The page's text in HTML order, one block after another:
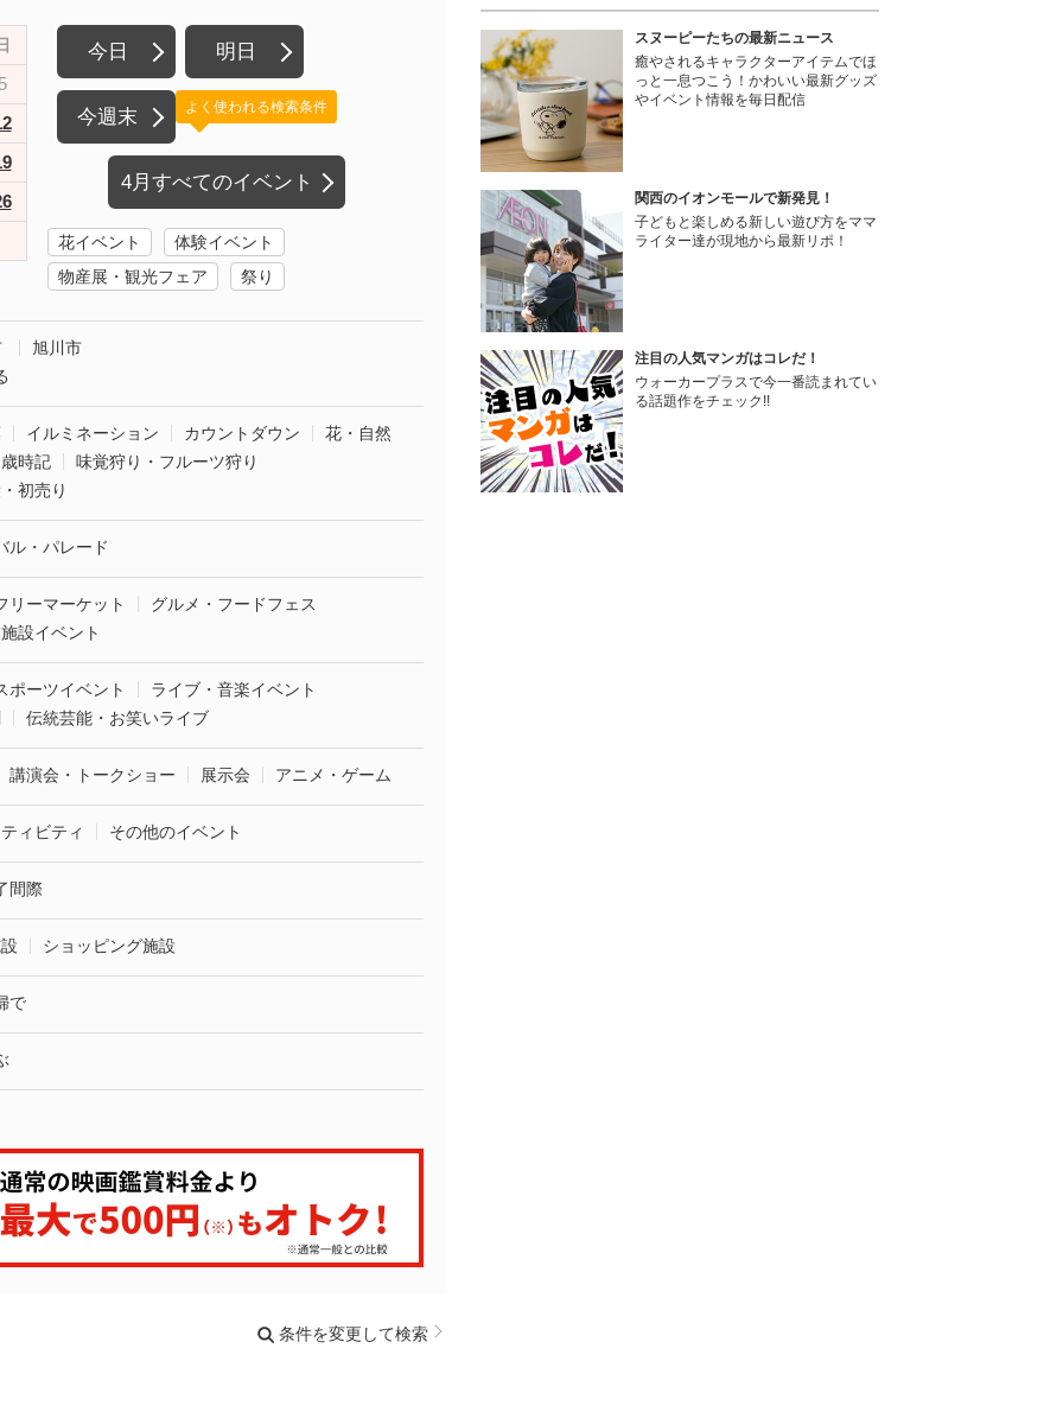
今日 明日
今週末
4月すべてのイベント
よく使われる検索条件
花イベント
体験イベント
物産展・観光フェア
祭り
旭川市
イルミネーション カウントダウン
花・自然
時記
味覚狩り・フルーツ狩り
初売り
ル・パレード
リーマーケット
グルメ・フードフェス
設イベント
ポーツイベント
ライブ・音楽イベント
伝統芸能・お笑いライブ
講演会・トークショー 展示会 アニメ・ゲーム
ィビティ その他のイベント
間際
ショッピング施設
で
条件を変更して検索
スヌーピーたちの最新ニュース
癒やされるキャラクターアイテムでほ
っと一息つこう！かわいい最新グッズ
やイベント情報を毎日配信
関西のイオンモールで新発見！
子どもと楽しめる新しい遊び方をママ
ライター達が現地から最新リポ！
注目の人気マンガはコレだ！
ウォーカープラスで今一番読まれてい
る話題作をチェック!!